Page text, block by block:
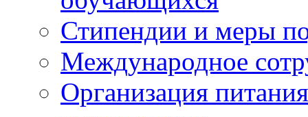
Стипендии и меры
Международное
Организация